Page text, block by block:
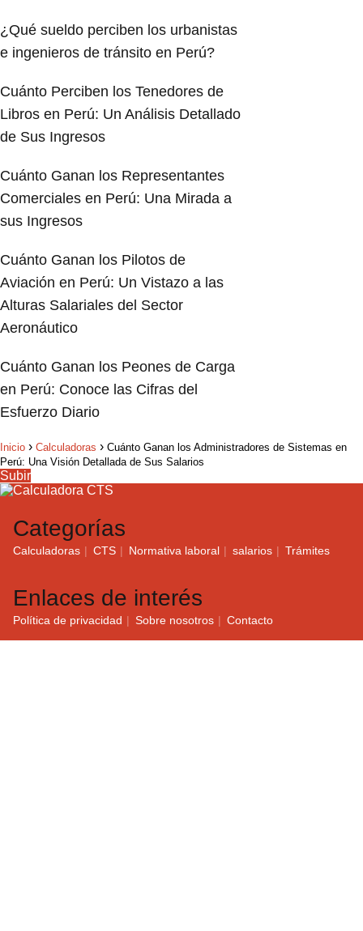
¿Qué sueldo perciben los urbanistas
e ingenieros de tránsito en Perú?
Cuánto Perciben los Tenedores de
Libros en Perú: Un Análisis Detallado
de Sus Ingresos
Cuánto Ganan los Representantes
Comerciales en Perú: Una Mirada a
sus Ingresos
Cuánto Ganan los Pilotos de
Aviación en Perú: Un Vistazo a las
Alturas Salariales del Sector
Aeronáutico
Cuánto Ganan los Peones de Carga
en Perú: Conoce las Cifras del
Esfuerzo Diario
Inicio Calculadoras
Cuánto Ganan los Administradores de Sistemas en
Perú: Una Visión Detallada de Sus Salarios
Subir
Categorías
Calculadoras CTS Normativa laboral salarios Trámites
Enlaces de interés
Política de privacidad Sobre nosotros Contacto